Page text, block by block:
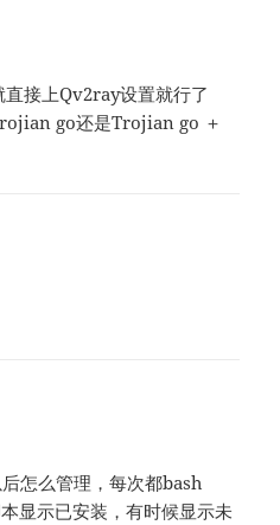
接上Qv2ray设置就行了
go还是Trojian go ＋
怎么管理，每次都bash
显示已安装，有时候显示未